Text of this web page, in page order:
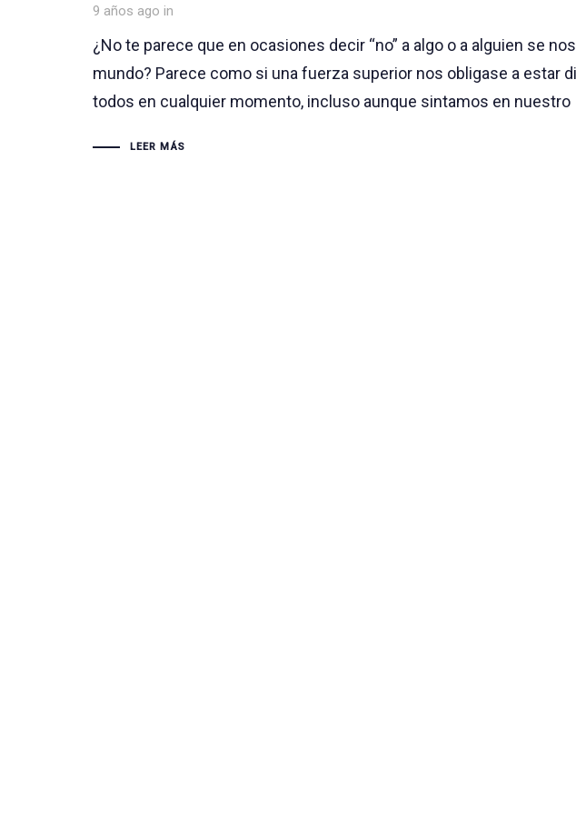
9 años ago in
¿No te parece que en ocasiones decir “no” a algo o a alguien se
mundo? Parece como si una fuerza superior nos obligase a estar
todos en cualquier momento, incluso aunque sintamos en nuestro
LEER MÁS